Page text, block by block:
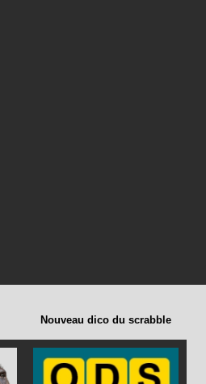
Nouveau dico du scrabble